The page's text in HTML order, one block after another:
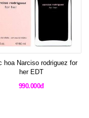
hoa Narciso rodriguez for
her EDT
990.000đ